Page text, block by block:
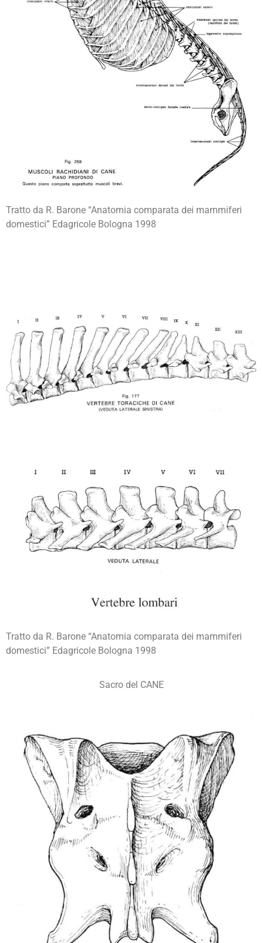
Tratto da R. Barone “Anatomia comparata dei mammiferi
domestici” Edagricole Bologna 1998
Tratto da R. Barone “Anatomia comparata dei mammiferi
domestici” Edagricole Bologna 1998
Sacro del CANE